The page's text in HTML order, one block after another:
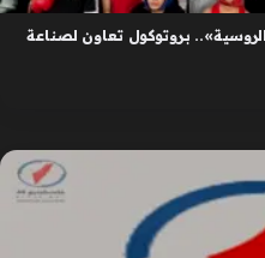
بروتوكول تعاون لصناعة